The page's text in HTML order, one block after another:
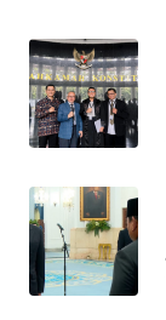
WN
BABEL
SUMBAR
WN
SUMSEL